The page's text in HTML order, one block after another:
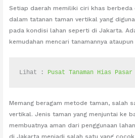
Setiap daerah memiliki ciri khas berbeda
dalam tatanan taman vertikal yang
pada kondisi lahan seperti di Jakarta.
kemudahan mencari tanamannya
Lihat : Pusat Tanaman Hias
Memang beragam metode taman, salah
vertikal. Jenis taman yang menjuntai ke
membuatnya aman dari penggunaan
di Jakarta menjadi salah satu yang